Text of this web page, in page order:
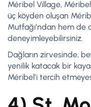
Méribel Village,
üç köyden oluşan
Mutfağı’ndan hem
deneyimleyebilirsiniz.
Dağların zirvesinde,
yenilik katacak bir
Méribel’i tercih